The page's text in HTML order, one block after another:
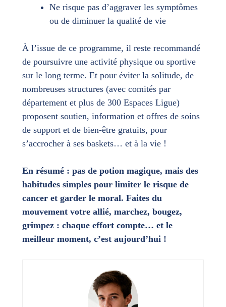
Ne risque pas d’aggraver les symptômes
ou de diminuer la qualité de vie
À l’issue de ce programme, il reste recommandé
de poursuivre une activité physique ou sportive
sur le long terme. Et pour éviter la solitude, de
nombreuses structures (avec comités par
département et plus de 300 Espaces Ligue)
proposent soutien, information et offres de soins
de support et de bien-être gratuits, pour
s’accrocher à ses baskets… et à la vie !
En résumé : pas de potion magique, mais des
habitudes simples pour limiter le risque de
cancer et garder le moral. Faites du
mouvement votre allié, marchez, bougez,
grimpez : chaque effort compte… et le
meilleur moment, c’est aujourd’hui !